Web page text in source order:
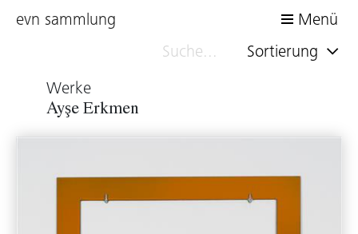
evn sammlung
Menü
Sortierung
Werke
Ayşe Erkmen